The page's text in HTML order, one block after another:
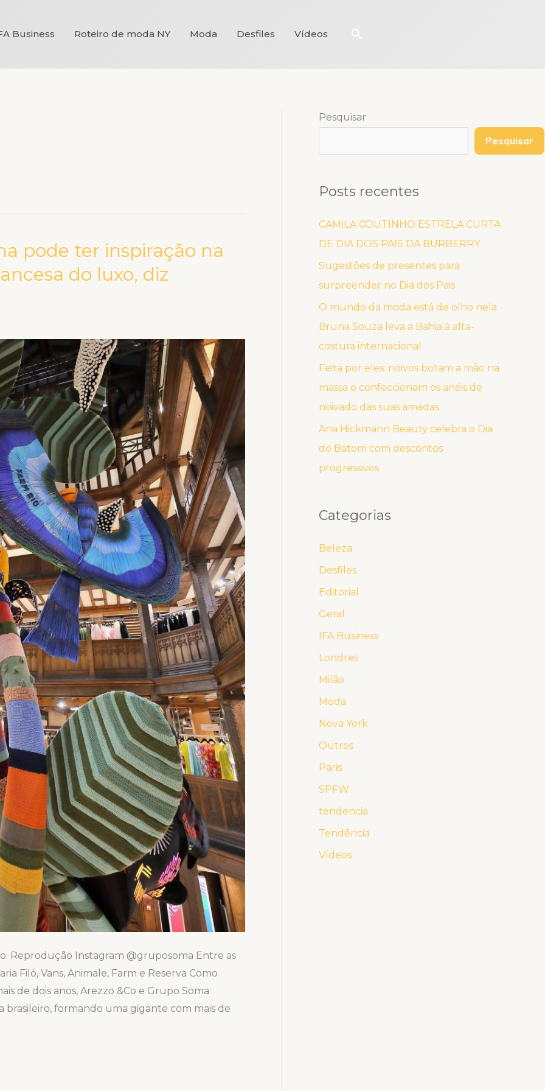
Business Roteiro de moda NY Moda Desfiles Vídeos Pesquisar
pode ter inspiração na
do luxo, diz
Reprodução Instagram @gruposoma Entre as
Filó, Vans, Animale, Farm e Reserva Como
de dois anos, Arezzo &Co e Grupo Soma
formando uma gigante com mais de
Pesquisar
Pesquisar
Posts recentes
CAMILA COUTINHO ESTRELA CURTA
DE DIA DOS PAIS DA BURBERRY
Sugestões de presentes para
surpreender no Dia dos Pais
O mundo da moda está de olho nela:
Bruna Souza leva a Bahia à alta-
costura internacional
Feita por eles: noivos botam a mão na
massa e confeccionam os anéis de
noivado das suas amadas
Ana Hickmann Beauty celebra o Dia
do Batom com descontos
progressivos
Categorias
Beleza
Desfiles
Editorial
Geral
IFA Business
Londres
Milão
Moda
Nova York
Outros
Paris
SPFW
tendencia
Tendência
Vídeos